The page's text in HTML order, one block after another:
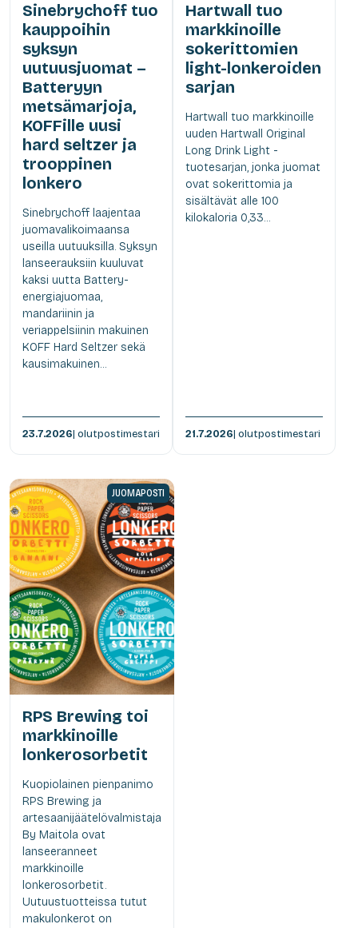
Sinebrychoff tuo
kauppoihin
syksyn
uutuusjuomat –
Batteryyn
metsämarjoja,
KOFFille uusi
hard seltzer ja
trooppinen
lonkero
Sinebrychoff laajentaa
juomavalikoimaansa
useilla uutuuksilla. Syksyn
lanseerauksiin kuuluvat
kaksi uutta Battery-
energiajuomaa,
mandariinin ja
veriappelsiinin makuinen
KOFF Hard Seltzer sekä
kausimakuinen...
23.7.2026| olutpostimestari
Hartwall tuo
markkinoille
sokerittomien
light-lonkeroiden
sarjan
Hartwall tuo markkinoille
uuden Hartwall Original
Long Drink Light -
tuotesarjan, jonka juomat
ovat sokerittomia ja
sisältävät alle 100
kilokaloria 0,33...
21.7.2026| olutpostimestari
JUOMAPOSTI
RPS Brewing toi
markkinoille
lonkerosorbetit
Kuopiolainen pienpanimo
RPS Brewing ja
artesaanijäätelövalmistaja
By Maitola ovat
lanseeranneet
markkinoille
lonkerosorbetit.
Uutuustuotteissa tutut
makulonkerot on